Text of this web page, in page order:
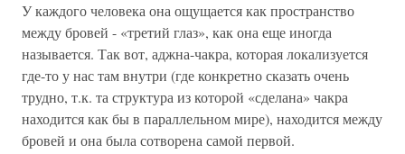
У каждого человека она ощущается как пространство
между бровей - «третий глаз», как она еще иногда
называется. Так вот, аджна-чакра, которая локализуется
где-то у нас там внутри (где конкретно сказать очень
трудно, т.к. та структура из которой «сделана» чакра
находится как бы в параллельном мире), находится между
бровей и она была сотворена самой первой.